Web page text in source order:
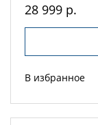
28 999 р.
В избранное